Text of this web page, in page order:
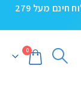
5% הנחה קופון TAKE5 בקניית 2 מוצרים. משלוח חינם מעל 279
0